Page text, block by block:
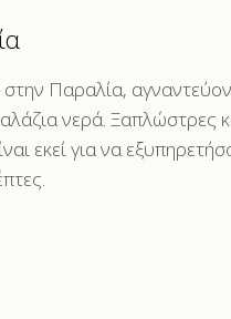
Παραλία,
νερά. Ξαπλώστρες
εκεί για να